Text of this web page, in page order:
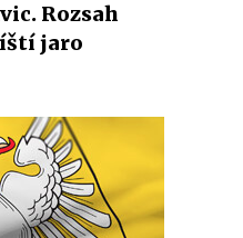
Rozsah
jaro